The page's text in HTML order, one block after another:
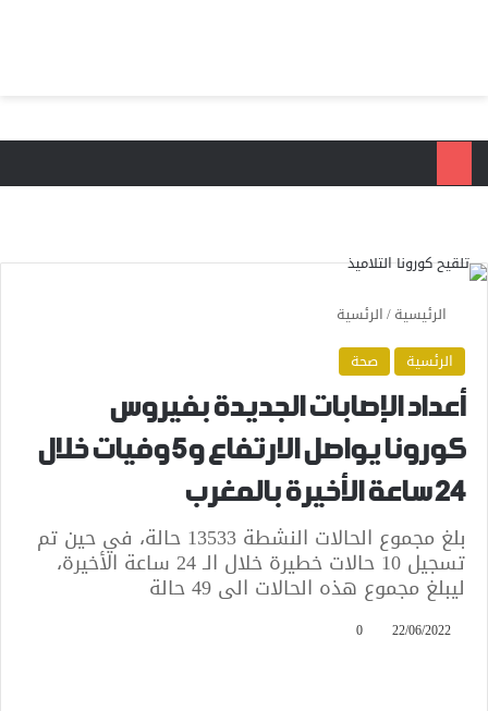
الرئيسية/الرئسية
الرئسية
صحة
أعداد الإصابات الجديدة بفيروس
كورونا يواصل الارتفاع و5 وفيات خلال
24 ساعة الأخيرة بالمغرب
بلغ مجموع الحالات النشطة 13533 حالة، في حين تم
تسجيل 10 حالات خطيرة خلال الـ 24 ساعة الأخيرة،
ليبلغ مجموع هذه الحالات الى 49 حالة
22/06/2022
0